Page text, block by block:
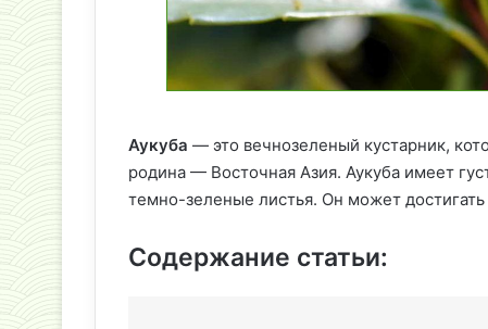
Аукуба — это вечнозеленый кустарник,
родина — Восточная Азия. Аукуба имеет
темно-зеленые листья. Он может
Содержание статьи: